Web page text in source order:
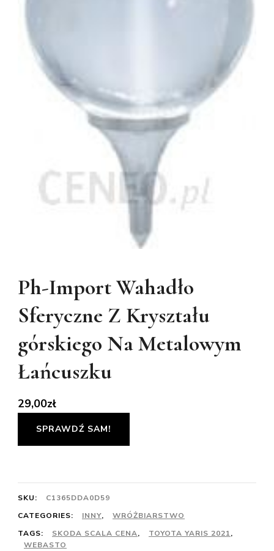
Ph-Import Wahadło
Sferyczne Z Kryształu
górskiego Na Metalowym
Łańcuszku
29,00zł
SPRAWDŹ SAM!
SKU:
C1365DDA0D59
CATEGORIES:
INNY,
WRÓŻBIARSTWO
TAGS:
SKODA SCALA CENA, TOYOTA YARIS 2021,
WEBASTO